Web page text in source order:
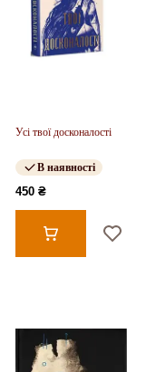
Усі твої досконалості
В наявності
450 ₴